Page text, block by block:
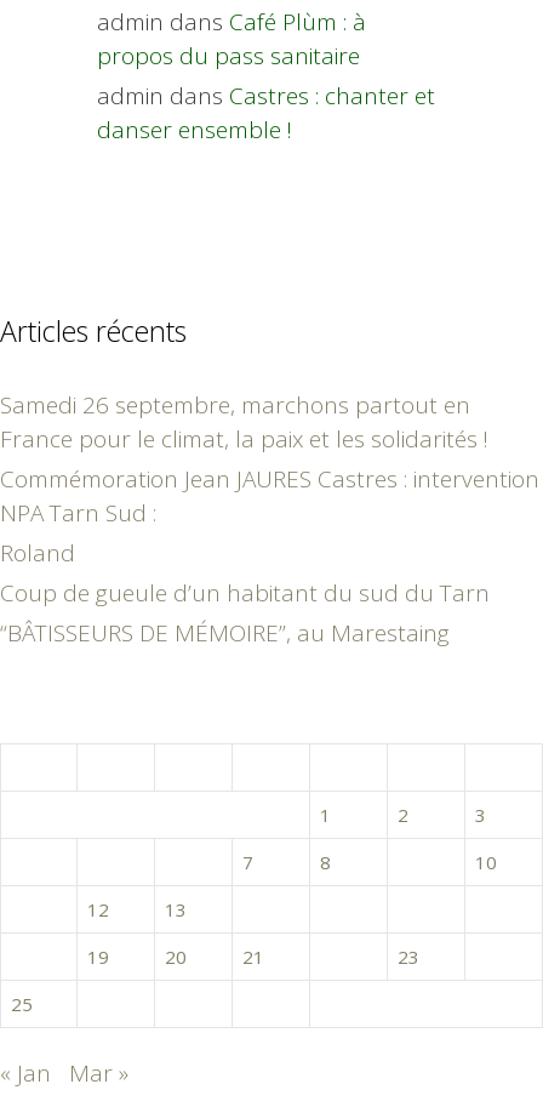
admin dans Café Plùm : à
propos du pass sanitaire
admin dans Castres : chanter et
danser ensemble !
Articles récents
Samedi 26 septembre, marchons partout en
France pour le climat, la paix et les solidarités !
Commémoration Jean JAURES Castres : intervention
NPA Tarn Sud :
Roland
Coup de gueule d’un habitant du sud du Tarn
“BÂTISSEURS DE MÉMOIRE”, au Marestaing
1
2
3
7 8
10
12 13
19 20 21 23
25
« Jan Mar »